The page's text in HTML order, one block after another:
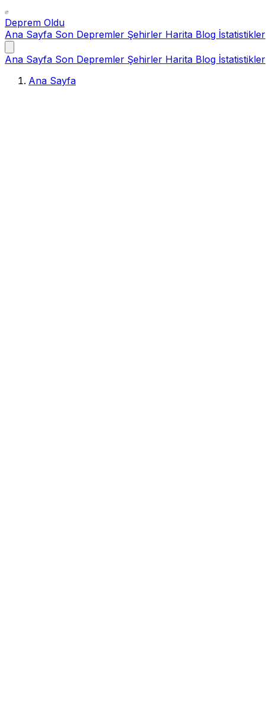
Deprem Oldu
Ana Sayfa Son Depremler Şehirler Harita Blog İstatistikler
Ana Sayfa Son Depremler Şehirler Harita Blog İstatistikler
Ana Sayfa